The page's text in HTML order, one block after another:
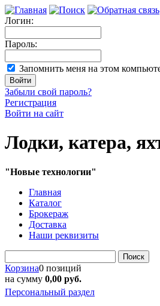
Логин:
Пароль:
Запомнить меня на этом
Забыли свой пароль?
Регистрация
Войти на сайт
Лодки, катера,
"Новые технологии"
Главная
Каталог
Брокераж
Доставка
Наши реквизиты
Поиск
Корзина0 позиций
на сумму 0,00 руб.
Персональный раздел